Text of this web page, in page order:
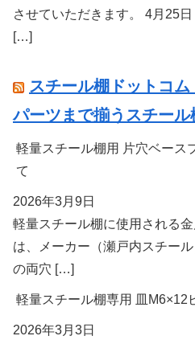
させていただきます。 4月25
[…]
スチール棚ドットコ
パーツまで揃うスチール
軽量スチール棚用 片穴ベース
て
2026年3月9日
軽量スチール棚に使用される
は、メーカー（瀬戸内スチー
の両穴 […]
軽量スチール棚専用 皿M6×12
2026年3月3日